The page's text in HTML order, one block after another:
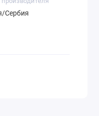
Сербия